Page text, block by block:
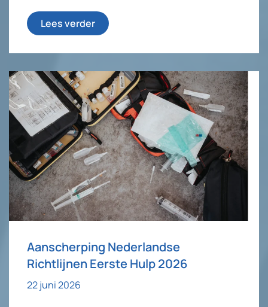
Lees verder
Aanscherping Nederlandse
Richtlijnen Eerste Hulp 2026
22 juni 2026